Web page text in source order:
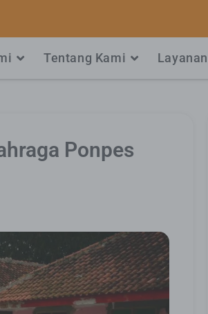
Tentang Kami Layanan
Ponpes